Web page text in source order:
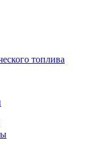
топлива